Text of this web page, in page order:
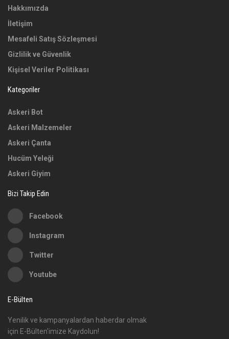
Hakkımızda
İletişim
Mesafeli Satış Sözleşmesi
Gizlilik ve Güvenlik
Kişisel Veriler Politikası
Kategoriler
Askeri Bot
Askeri Malzemeler
Askeri Çanta
Hucüm Yeleği
Askeri Giyim
Bizi Takip Edin
Facebook
Instagram
Twitter
Youtube
E-Bülten
Yenilik ve kampanyalardan haberdar olmak
için E-Bülten'imize Kaydolun!